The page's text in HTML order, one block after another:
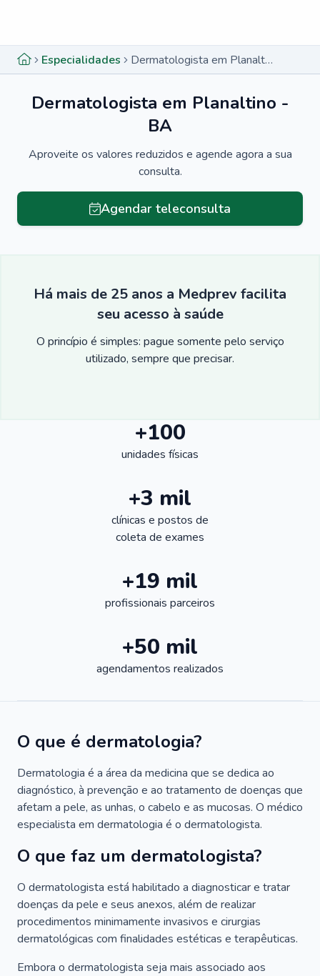
Especialidades Dermatologista em Planaltino - BA
Dermatologista em Planaltino -
BA
Aproveite os valores reduzidos e agende agora a sua
consulta.
Agendar teleconsulta
Há mais de 25 anos a Medprev facilita
seu acesso à saúde
O princípio é simples: pague somente pelo serviço
utilizado, sempre que precisar.
+100
unidades físicas
+3 mil
clínicas e postos de
coleta de exames
+19 mil
profissionais parceiros
+50 mil
agendamentos realizados
O que é dermatologia?
Dermatologia é a área da medicina que se dedica ao
diagnóstico, à prevenção e ao tratamento de doenças que
afetam a pele, as unhas, o cabelo e as mucosas. O médico
especialista em dermatologia é o dermatologista.
O que faz um dermatologista?
O dermatologista está habilitado a diagnosticar e tratar
doenças da pele e seus anexos, além de realizar
procedimentos minimamente invasivos e cirurgias
dermatológicas com finalidades estéticas e terapêuticas.
Embora o dermatologista seja mais associado aos